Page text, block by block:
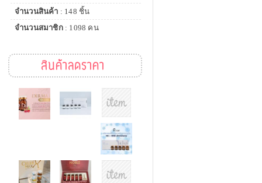
จำนวนสินค้า : 148 ชิ้น
จำนวนสมาชิก: 1098 คน
สินค้าลดราคา